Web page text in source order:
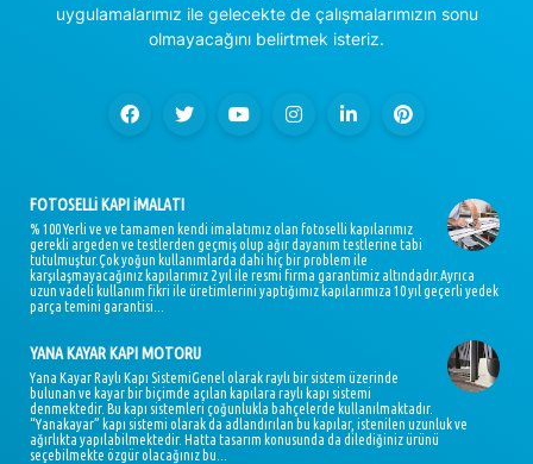
uygulamalarımız ile gelecekte de çalışmalarımızın sonu
olmayacağını belirtmek isteriz.
FOTOSELLi KAPI iMALATI
% 100 Yerli ve ve tamamen kendi imalatımız olan fotoselli kapılarımız
gerekli argeden ve testlerden geçmiş olup ağır dayanım testlerine tabi
tutulmuştur.Çok yoğun kullanımlarda dahi hiç bir problem ile
karşılaşmayacağınız kapılarımız 2 yıl ile resmi firma garantimiz altındadır.Ayrıca
uzun vadeli kullanım fikri ile üretimlerini yaptığımız kapılarımıza 10 yıl geçerli yedek
parça temini garantisi...
YANA KAYAR KAPI MOTORU
Yana Kayar Raylı Kapı SistemiGenel olarak raylı bir sistem üzerinde
bulunan ve kayar bir biçimde açılan kapılara raylı kapı sistemi
denmektedir. Bu kapı sistemleri çoğunlukla bahçelerde kullanılmaktadır.
“Yanakayar” kapı sistemi olarak da adlandırılan bu kapılar, istenilen uzunluk ve
ağırlıkta yapılabilmektedir. Hatta tasarım konusunda da dilediğiniz ürünü
seçebilmekte özgür olacağınız bu...